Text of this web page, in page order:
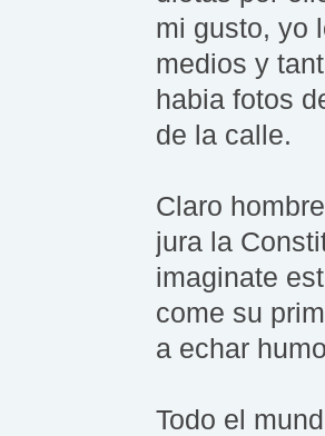
mi gusto, yo
medios y
habia fotos
de la calle.
Claro
jura la
imaginate
come su
a echar
Todo el